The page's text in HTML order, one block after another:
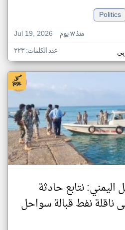
Politics
Jul 19, 2026
منذ ١٧ يوم
عدد الكلمات: ٢٢٣
نتابع حادثة
ناقلة نفط قبالة سواحل